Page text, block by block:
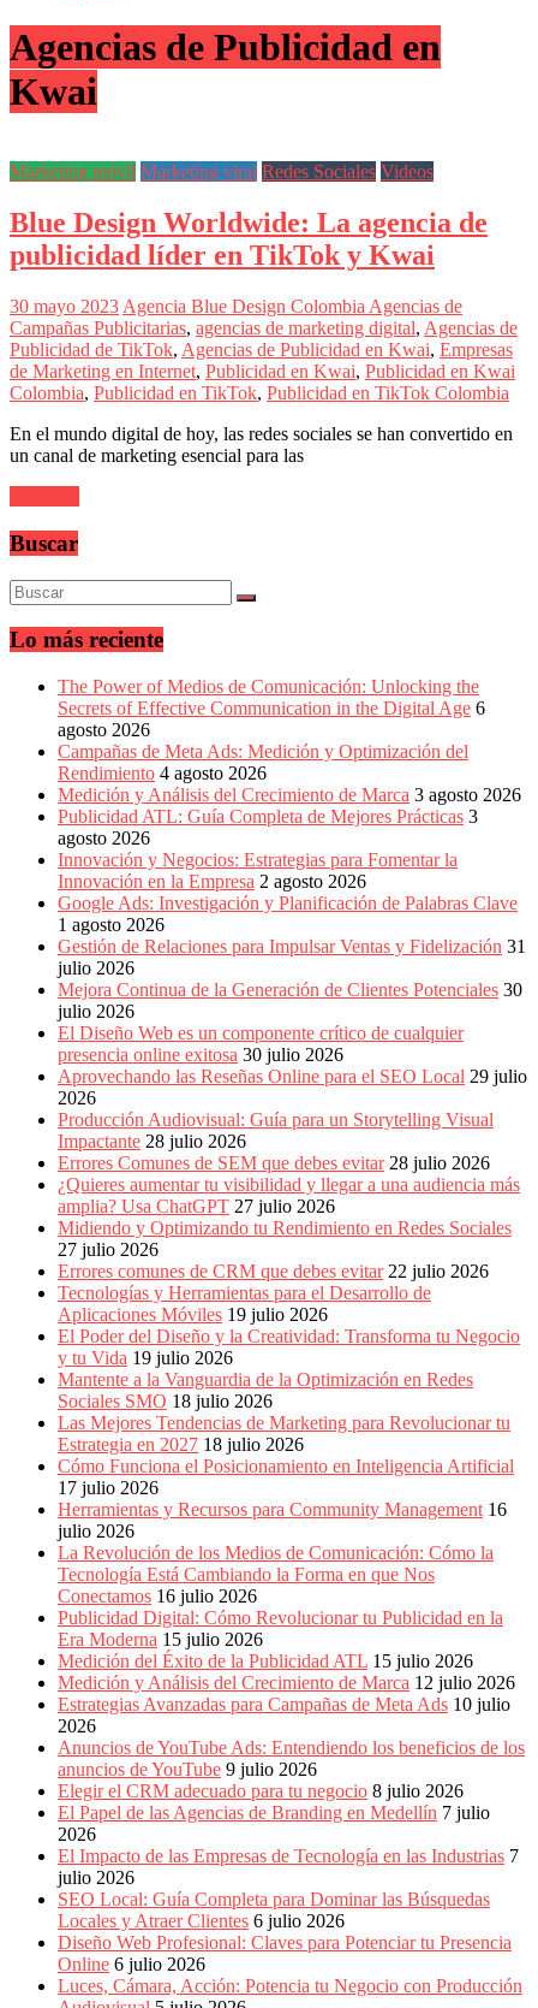
Revista
iBlue
Marketing
|
Magazine
Mercadeo
Medios
de
la
Blue
Design
Colombia
y
sus
en
América
mirada
y
versátil
del
Marketing
LATAM
Bitácora
social
Mercadeo
Interactivo,
Medios,
Publicidad,
Marketing,
Campañas
Publicitarias,
Agencias,
Empresas,
Negocios,
Tendencias,
Trendings,
Dinero,
Economía,
Diseño
Web,
Móviles,
Estrategias
Digitales,
Estrategias
Publicitarias,
Alianzas,
Clientes,
Innovación,
Tecnología,
Noticias,
Artículos,
Gente,
Contenidos
Calidad,
Eventos
Marketing,
Mercadotecnia,
Eventos
Publicitarios,
Colecciónes,
Marcas,
Insigns,
Radio,
Creatividad,
SEM,
Press,
RRPP,
Comerciales,
Periodismo,
Revistas,
Magazines
BTL,
Agencias de Publicidad en
Kwai
Marketing móvil Marketing viral Redes Sociales Videos
Blue Design Worldwide: La agencia de
publicidad líder en TikTok y Kwai
30 mayo 2023 Agencia Blue Design Colombia Agencias de
Campañas Publicitarias, agencias de marketing digital, Agencias de
Publicidad de TikTok, Agencias de Publicidad en Kwai, Empresas
de Marketing en Internet, Publicidad en Kwai, Publicidad en Kwai
Colombia, Publicidad en TikTok, Publicidad en TikTok Colombia
En el mundo digital de hoy, las redes sociales se han convertido en
un canal de marketing esencial para las
Buscar
Lo más reciente
The Power of Medios de Comunicación: Unlocking the
Secrets of Effective Communication in the Digital Age 6
agosto 2026
Campañas de Meta Ads: Medición y Optimización del
Rendimiento 4 agosto 2026
Medición y Análisis del Crecimiento de Marca 3 agosto 2026
Publicidad ATL: Guía Completa de Mejores Prácticas 3
agosto 2026
Innovación y Negocios: Estrategias para Fomentar la
Innovación en la Empresa 2 agosto 2026
Google Ads: Investigación y Planificación de Palabras Clave
1 agosto 2026
Gestión de Relaciones para Impulsar Ventas y Fidelización 31
julio 2026
Mejora Continua de la Generación de Clientes Potenciales 30
julio 2026
El Diseño Web es un componente crítico de cualquier
presencia online exitosa 30 julio 2026
Aprovechando las Reseñas Online para el SEO Local 29 julio
2026
Producción Audiovisual: Guía para un Storytelling Visual
Impactante 28 julio 2026
Errores Comunes de SEM que debes evitar 28 julio 2026
¿Quieres aumentar tu visibilidad y llegar a una audiencia más
amplia? Usa ChatGPT 27 julio 2026
Midiendo y Optimizando tu Rendimiento en Redes Sociales
27 julio 2026
Errores comunes de CRM que debes evitar 22 julio 2026
Tecnologías y Herramientas para el Desarrollo de
Aplicaciones Móviles 19 julio 2026
El Poder del Diseño y la Creatividad: Transforma tu Negocio
y tu Vida 19 julio 2026
Mantente a la Vanguardia de la Optimización en Redes
Sociales SMO 18 julio 2026
Las Mejores Tendencias de Marketing para Revolucionar tu
Estrategia en 2027 18 julio 2026
Cómo Funciona el Posicionamiento en Inteligencia Artificial
17 julio 2026
Herramientas y Recursos para Community Management 16
julio 2026
La Revolución de los Medios de Comunicación: Cómo la
Tecnología Está Cambiando la Forma en que Nos
Conectamos 16 julio 2026
Publicidad Digital: Cómo Revolucionar tu Publicidad en la
Era Moderna 15 julio 2026
Medición del Éxito de la Publicidad ATL 15 julio 2026
Medición y Análisis del Crecimiento de Marca 12 julio 2026
Estrategias Avanzadas para Campañas de Meta Ads 10 julio
2026
Anuncios de YouTube Ads: Entendiendo los beneficios de los
anuncios de YouTube 9 julio 2026
Elegir el CRM adecuado para tu negocio 8 julio 2026
El Papel de las Agencias de Branding en Medellín 7 julio
2026
El Impacto de las Empresas de Tecnología en las Industrias 7
julio 2026
SEO Local: Guía Completa para Dominar las Búsquedas
Locales y Atraer Clientes 6 julio 2026
Diseño Web Profesional: Claves para Potenciar tu Presencia
Online 6 julio 2026
Luces, Cámara, Acción: Potencia tu Negocio con Producción